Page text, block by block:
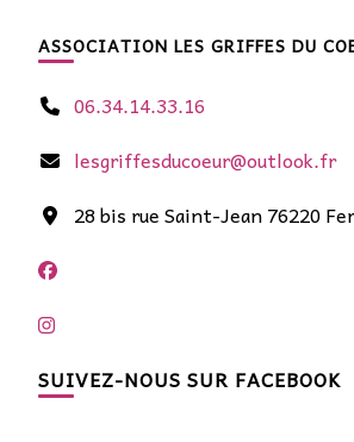
ASSOCIATION LES GRIFFES DU
06.34.14.33.16
lesgriffesducoeur@outlook.fr
28 bis rue Saint-Jean 76220
SUIVEZ-NOUS SUR FACEBOOK